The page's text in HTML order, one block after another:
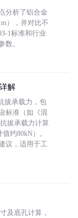
分析了铝合金
），并对比不
1标准和行业
数。
解
拔承载力，包
标准（如《混
拔承载力计算
约80kN）。
议，适用于工
及底孔计算，